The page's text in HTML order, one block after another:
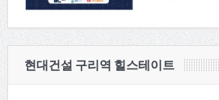
현대건설 구리역 힐스테이트